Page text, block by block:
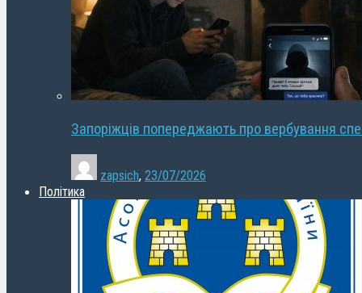
Запоріжців попереджають про вербування
zapsich, 23/07/2026
Політика